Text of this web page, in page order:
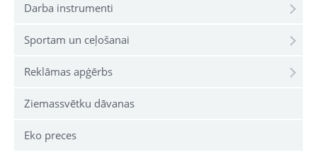
Darba instrumenti
Sportam un ceļošanai
Reklāmas apģērbs
Ziemassvētku dāvanas
Eko preces